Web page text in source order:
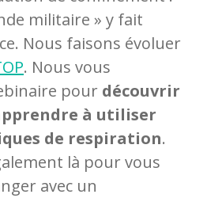
militaire » y fait
Nous faisons évoluer
. Nous vous
pour découvrir
à utiliser
de respiration.
là pour vous
avec un